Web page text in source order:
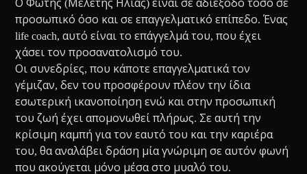
Ο Φώτης (Μελέτης Ηλίας) είναι σε αδιέξοδο τόσο σε
προσωπικό όσο και σε επαγγελματικό επίπεδο. Ένας
life coach, αυτό είναι το επάγγελμά του, που έχει
χάσει τον προσανατολισμό του.
Οι συνεδρίες, που κάποτε επαγγελματικά τον
γέμιζαν, δεν του προσφέρουν πλέον την ίδια
εσωτερική ικανοποίηση ενώ και στην προσωπική
του ζωή έχει απομονωθεί πλήρως. Σε αυτή την
κρίσιμη καμπή για τον εαυτό του και την καριέρα
του, θα αναλάβει δράση μία γνώριμη σε αυτόν φωνή
που ακούγεται μόνο μέσα στο μυαλό του.